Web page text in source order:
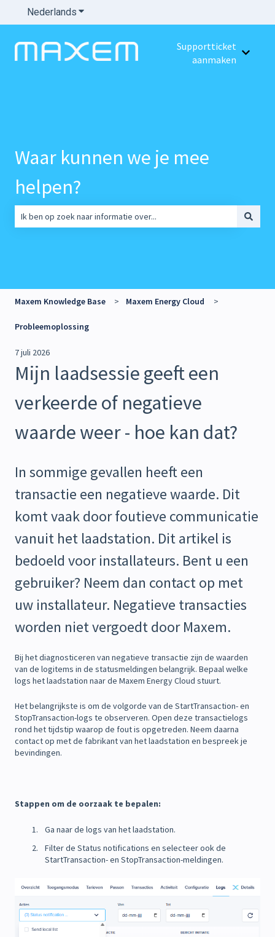
Nederlands Submenu tonen voor vertalingen
Supportticket
aanmaken
Waar kunnen we je mee
helpen?
Maxem Knowledge Base Maxem Energy Cloud
Probleemoplossing
7 juli 2026
Mijn laadsessie geeft een
verkeerde of negatieve
waarde weer - hoe kan dat?
In sommige gevallen heeft een
transactie een negatieve waarde. Dit
komt vaak door foutieve communicatie
vanuit het laadstation. Dit artikel is
bedoeld voor installateurs. Bent u een
gebruiker? Neem dan contact op met
uw installateur. Negatieve transacties
worden niet vergoedt door Maxem.
Bij het diagnosticeren van negatieve transactie zijn de waarden
van de logitems in de statusmeldingen belangrijk. Bepaal welke
logs het laadstation naar de Maxem Energy Cloud stuurt.
Het belangrijkste is om de volgorde van de StartTransaction- en
StopTransaction-logs te observeren. Open deze transactielogs
rond het tijdstip waarop de fout is opgetreden. Neem daarna
contact op met de fabrikant van het laadstation en bespreek je
bevindingen.
Stappen om de oorzaak te bepalen:
Ga naar de logs van het laadstation.
Filter de Status notifications en selecteer ook de
StartTransaction- en StopTransaction-meldingen.